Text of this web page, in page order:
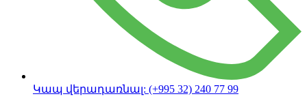
Կապ վերադառնալ: (+995 32) 240 77 99